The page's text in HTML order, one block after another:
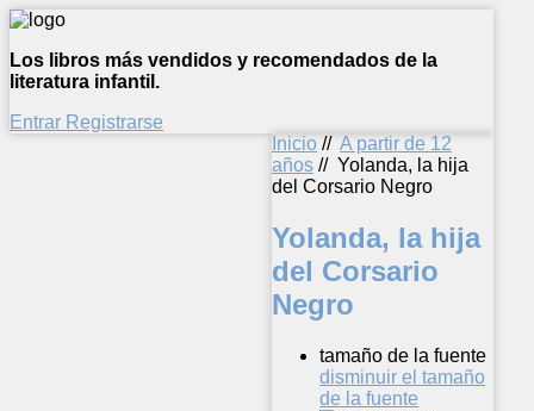
Los libros más vendidos y recomendados de la
literatura infantil.
Entrar Registrarse
Inicio // A partir de 12
años // Yolanda, la hija
del Corsario Negro
Yolanda, la hija
del Corsario
Negro
tamaño de la fuente
disminuir el tamaño
de la fuente